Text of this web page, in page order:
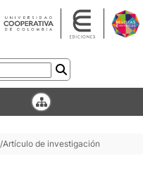
/Artículo de investigación